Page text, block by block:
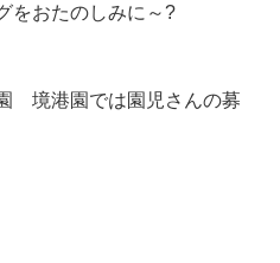
をおたのしみに～?
境港園では園児さんの募